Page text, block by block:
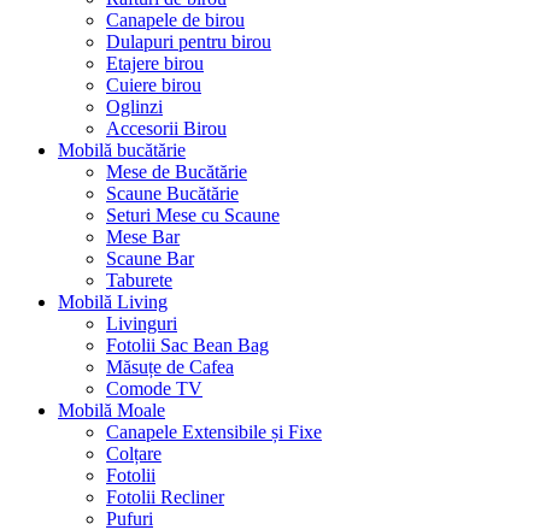
Canapele de birou
Dulapuri pentru birou
Etajere birou
Cuiere birou
Oglinzi
Accesorii Birou
Mobilă bucătărie
Mese de Bucătărie
Scaune Bucătărie
Seturi Mese cu Scaune
Mese Bar
Scaune Bar
Taburete
Mobilă Living
Livinguri
Fotolii Sac Bean Bag
Măsuțe de Cafea
Comode TV
Mobilă Moale
Canapele Extensibile și Fixe
Colțare
Fotolii
Fotolii Recliner
Pufuri